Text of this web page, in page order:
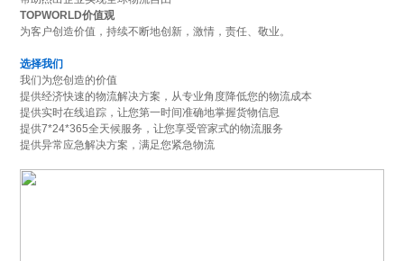
TOPWORLD价值观
为客户创造价值，持续不断地创新，激情，责任、敬业。
选择我们
我们为您创造的价值
提供经济快速的物流解决方案，从专业角度降低您的物流成本
提供实时在线追踪，让您第一时间准确地掌握货物信息
提供7*24*365全天候服务，让您享受管家式的物流服务
提供异常应急解决方案，满足您紧急物流